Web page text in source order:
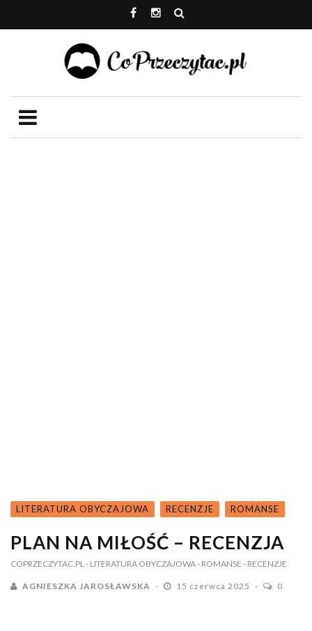
LITERATURA OBYCZAJOWA RECENZJE ROMANSE
PLAN NA MIŁOŚĆ – RECENZJA
COPRZECZYTAC.PL - LITERATURA OBYCZAJOWA- ROMANSE - RECENZJE
AGNIESZKA JAROSŁAWSKA 15 czerwca 2025 0